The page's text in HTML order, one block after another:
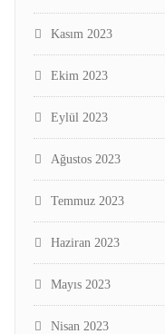
Kasım 2023
Ekim 2023
Eylül 2023
Ağustos 2023
Temmuz 2023
Haziran 2023
Mayıs 2023
Nisan 2023